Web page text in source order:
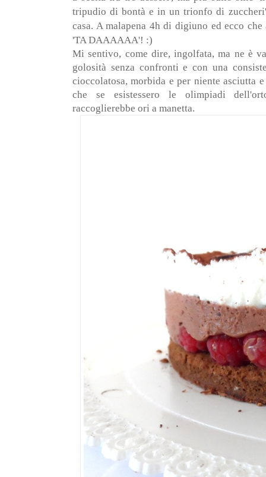
tripudio di bontà e in un trionfo di
casa. A malapena 4h di digiuno ed ecco
'TA DAAAAAA'! :)
Mi sentivo, come dire, ingolfata, ma ne è
golosità senza confronti e con una
cioccolatosa, morbida e per niente asciutta
che se esistessero le olimpiadi
raccoglierebbe ori a manetta.